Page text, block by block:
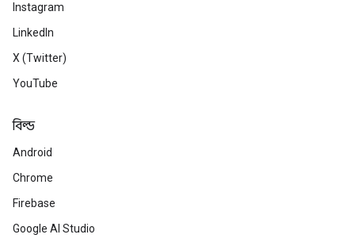
Instagram
LinkedIn
X (Twitter)
YouTube
বিল্ড
Android
Chrome
Firebase
Google AI Studio